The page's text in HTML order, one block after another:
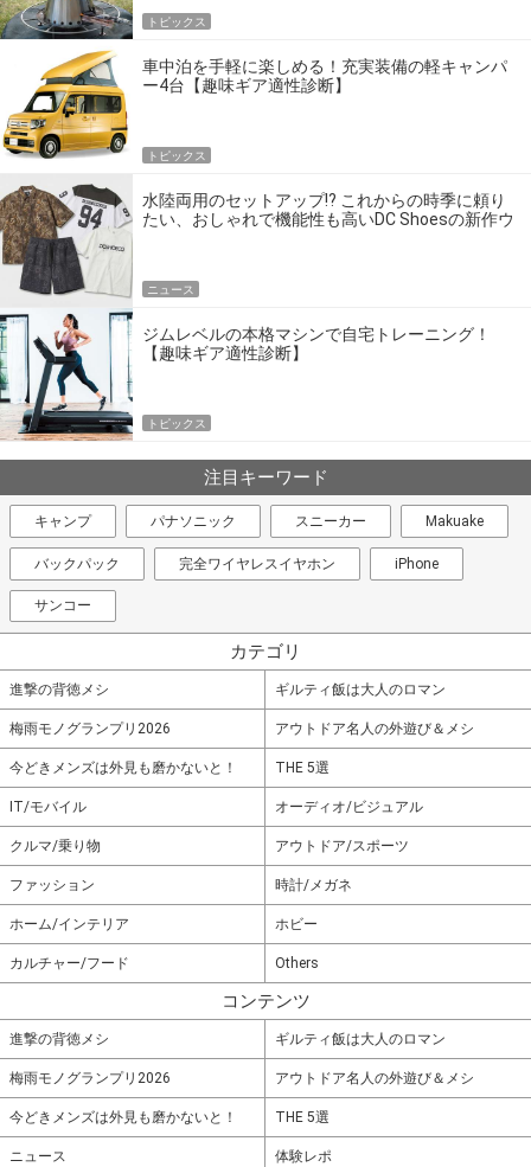
トピックス
車中泊を手軽に楽しめる！充実装備の軽キャンパ
ー4台【趣味ギア適性診断】
トピックス
水陸両用のセットアップ!? これからの時季に頼り
たい、おしゃれで機能性も高いDC Shoesの新作ウ
ニュース
ジムレベルの本格マシンで自宅トレーニング！
【趣味ギア適性診断】
トピックス
注目キーワード
キャンプ パナソニック スニーカー Makuake
バックパック 完全ワイヤレスイヤホン iPhone
サンコー
カテゴリ
進撃の背徳メシ ギルティ飯は大人のロマン
梅雨モノグランプリ2026 アウトドア名人の外遊び＆メシ
今どきメンズは外見も磨かないと！ THE 5選
IT/モバイル オーディオ/ビジュアル
クルマ/乗り物 アウトドア/スポーツ
ファッション 時計/メガネ
ホーム/インテリア ホビー
カルチャー/フード Others
コンテンツ
進撃の背徳メシ ギルティ飯は大人のロマン
梅雨モノグランプリ2026 アウトドア名人の外遊び＆メシ
今どきメンズは外見も磨かないと！ THE 5選
ニュース 体験レポ